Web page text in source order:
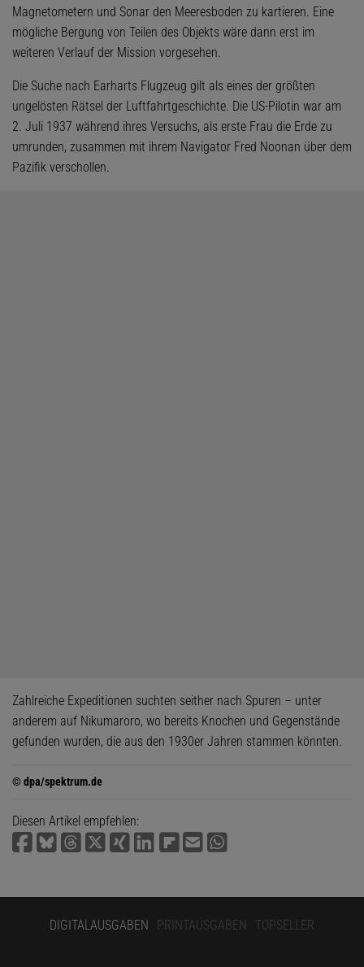
Magnetometern und Sonar den Meeresboden zu kartieren. Eine
mögliche Bergung von Teilen des Objekts wäre dann erst im
weiteren Verlauf der Mission vorgesehen.
Die Suche nach Earharts Flugzeug gilt als eines der größten
ungelösten Rätsel der Luftfahrtgeschichte. Die US-Pilotin war am
2. Juli 1937 während ihres Versuchs, als erste Frau die Erde zu
umrunden, zusammen mit ihrem Navigator Fred Noonan über dem
Pazifik verschollen.
Zahlreiche Expeditionen suchten seither nach Spuren – unter
anderem auf Nikumaroro, wo bereits Knochen und Gegenstände
gefunden wurden, die aus den 1930er Jahren stammen könnten.
© dpa/spektrum.de
Diesen Artikel empfehlen:
DIGITALAUSGABEN PRINTAUSGABEN TOPSELLER